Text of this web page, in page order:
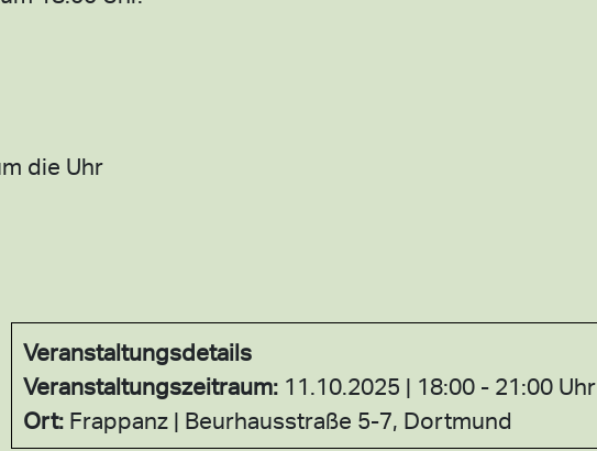
die Uhr
Veranstaltungsdetails
Veranstaltungszeitraum: 11.10.2025 | 18:00 - 21:00 Uhr
Ort: Frappanz Beurhausstraße 5-7, Dortmund